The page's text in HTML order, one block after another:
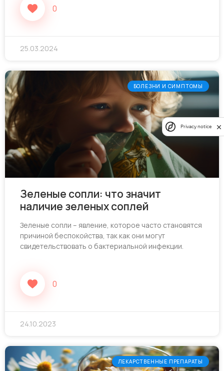
0
25.03.2024
БОЛЕЗНИ И СИМПТОМЫ
Зеленые сопли: что значит
наличие зеленых соплей
Зеленые сопли – явление, которое часто становятся
причиной беспокойства, так как они могут
свидетельствовать о бактериальной инфекции.
0
24.10.2023
ЛЕКАРСТВЕННЫЕ ПРЕПАРАТЫ
Privacy notice